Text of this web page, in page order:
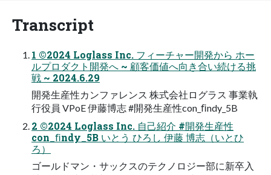
Transcript
1 ©2024 Loglass Inc. フィーチャー開発から ホー
ルプロダクト開発へ ~ 顧客価値へ向き合い続ける挑
戦 ~ 2024.6.29
開発生産性カンファレンス 株式会社ログラス 事業執
行役員 VPoE 伊藤博志 #開発生産性con_ﬁndy_5B
2 ©2024 Loglass Inc. 自己紹介 #開発生産性
con_ﬁndy_5B いとう ひろし 伊藤 博志（いとひ
ろ）
ゴールドマン・サックスのテクノロジー部に新卒入